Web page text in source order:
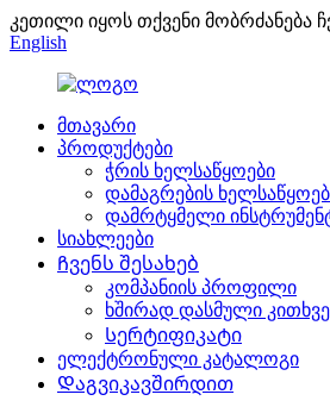
კეთილი იყოს თქვენი მობრძანება
English
მთავარი
პროდუქტები
ჭრის ხელსაწყოები
დამაგრების
დამრტყმელი
სიახლეები
Ჩვენს შესახებ
კომპანიის პროფილი
ხშირად დასმული
Სერტიფიკატი
ელექტრონული კატალოგი
Დაგვიკავშირდით